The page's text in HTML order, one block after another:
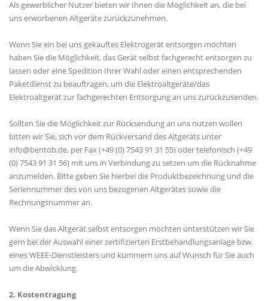
Als gewerblicher Nutzer bieten wir Ihnen die Möglichkeit an, die bei
uns erworbenen Altgeräte zurückzunehmen.
Wenn Sie ein bei uns gekauftes Elektrogerät entsorgen möchten
haben Sie die Möglichkeit, das Gerät selbst fachgerecht entsorgen zu
lassen oder eine Spedition Ihrer Wahl oder einen entsprechenden
Paketdienst zu beauftragen, um die Elektroaltgeräte/das
Elektroaltgerät zur fachgerechten Entsorgung an uns zurückzusenden.
Sollten Sie die Möglichkeit zur Rücksendung an uns nutzen wollen
bitten wir Sie, sich vor dem Rückversand des Altgeräts unter
info@bentob.de, per Fax (+49 (0) 7543 91 31 55) oder telefonisch (+49
(0) 7543 91 31 56) mit uns in Verbindung zu setzen um die Rücknahme
anzumelden. Bitte geben Sie hierbei die Produktbezeichnung und die
Seriennummer des von uns bezogenen Altgerätes sowie die
Rechnungsnummer an.
Wenn Sie das Altgerät selbst entsorgen möchten unterstützen wir Sie
gern bei der Auswahl einer zertifizierten Erstbehandlungsanlage bzw.
eines WEEE-Dienstleisters und kümmern uns auf Wunsch für Sie auch
um die Abwicklung.
2. Kostentragung